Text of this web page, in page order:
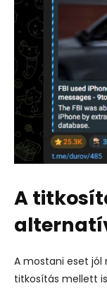
A
A mostani eset
titkosítás mellett